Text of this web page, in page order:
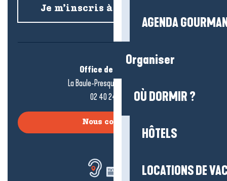
AGENDA
Organiser
OÙ DORMIR ?
HÔTELS
LOCATIONS DE
Je m’inscris à la newsletter
Office de tourisme
La Baule-Presqu’île de Guérande
02 40 24 34 44
Nous contacter